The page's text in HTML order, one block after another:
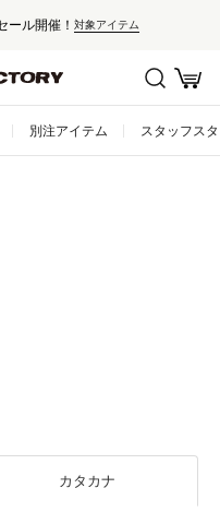
ール開催！ 対象アイテム
別注アイテム スタッフス
カタカナ